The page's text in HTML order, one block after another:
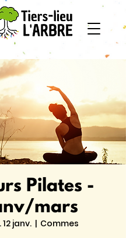
Pilates -
mars
12 janv.
  |
Commes